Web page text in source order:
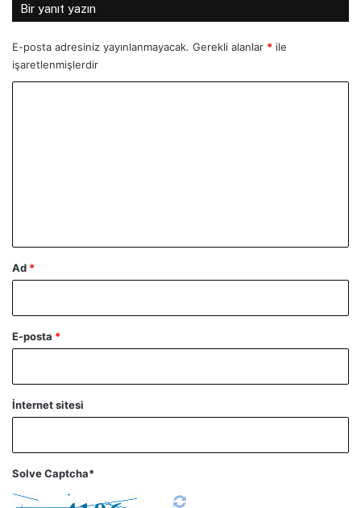
Bir yanıt yazın
E-posta adresiniz yayınlanmayacak. Gerekli alanlar * ile
işaretlenmişlerdir
Ad *
E-posta *
İnternet sitesi
Solve Captcha*